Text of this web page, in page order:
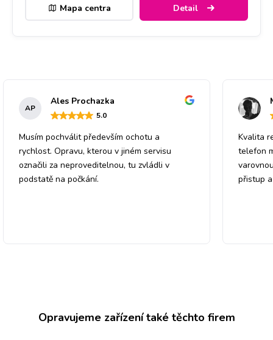
Mapa centra Detail
AP
Ales Prochazka
5.0
Musím pochválit především ochotu a
rychlost. Opravu, kterou v jiném servisu
označili za neproveditelnou, tu zvládli v
podstatě na počkání.
Kvalita
telefon
přistup
Opravujeme zařízení také těchto firem